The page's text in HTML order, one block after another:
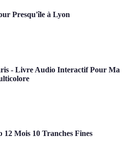
Presqu'île à Lyon
- Livre Audio Interactif Pour Ma
Mois 10 Tranches Fines